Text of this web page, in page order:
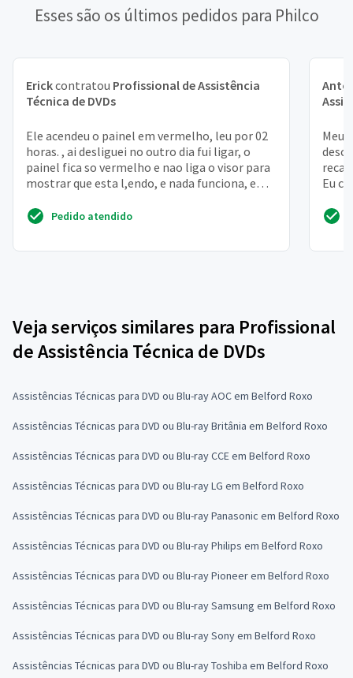
Esses são os últimos pedidos para Philco
Erickcontratou Profissional de Assistência
Técnica de DVDs
Ele acendeu o painel em vermelho, leu por 02
horas. , ai desliguei no outro dia fui ligar, o
painel fica so vermelho e nao liga o visor para
mostrar que esta l,endo, e nada funciona, e
Pedido atendido
Meu
Eu
Veja serviços similares para Profissional
de Assistência Técnica de DVDs
Assistências Técnicas para DVD ou Blu-ray AOC em Belford Roxo
Assistências Técnicas para DVD ou Blu-ray Britânia em Belford Roxo
Assistências Técnicas para DVD ou Blu-ray CCE em Belford Roxo
Assistências Técnicas para DVD ou Blu-ray LG em Belford Roxo
Assistências Técnicas para DVD ou Blu-ray Panasonic em Belford Roxo
Assistências Técnicas para DVD ou Blu-ray Philips em Belford Roxo
Assistências Técnicas para DVD ou Blu-ray Pioneer em Belford Roxo
Assistências Técnicas para DVD ou Blu-ray Samsung em Belford Roxo
Assistências Técnicas para DVD ou Blu-ray Sony em Belford Roxo
Assistências Técnicas para DVD ou Blu-ray Toshiba em Belford Roxo